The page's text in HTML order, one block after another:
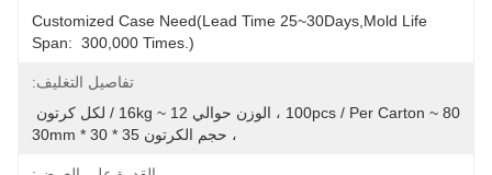
Customized Case Need(Lead Time 25~30Days,Mold Life
Span:  300,000 Times.)
تفاصيل التغليف:
80 ~ 100pcs / Per Carton ، الوزن حوالي 12 ~ 16kg / لكل كرتون
، حجم الكرتون 35 * 30 * 30mm